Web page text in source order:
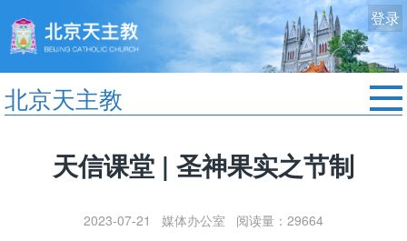
登录
北京天主教
教区动态天信课堂 | 圣神果实之节制
2023-07-21 媒体办公室 阅读量：29664